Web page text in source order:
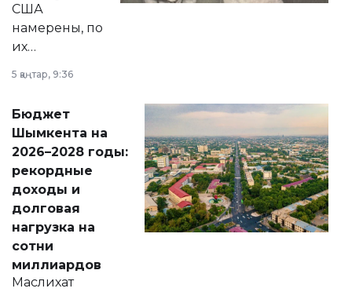
США
намерены, по
их
принести
народу
Венесуэлы.
5 қаңтар, 9:36
Бюджет
Шымкента на
2026–2028 годы:
рекордные
доходы и
долговая
нагрузка на
сотни
миллиардов
Маслихат